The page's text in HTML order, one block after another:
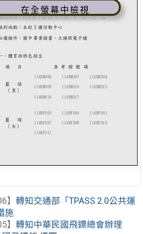
在全螢幕中檢視
】 轉知交通部「TPASS 2.0公共運
施
】 轉知中華民國飛鏢總會辦理